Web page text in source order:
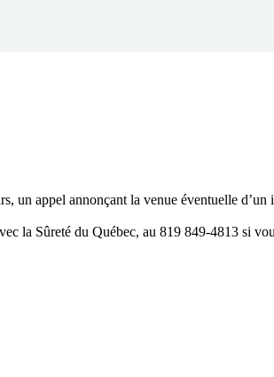
appel annonçant la venue éventuelle d’un
la Sûreté du Québec, au 819 849-4813 si